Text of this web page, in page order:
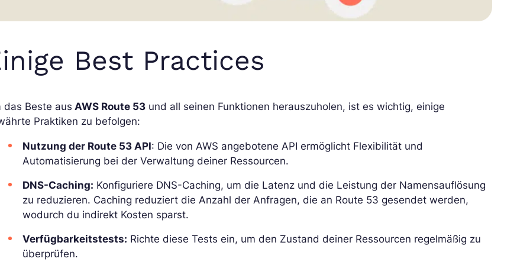
Best Practices
das Beste aus AWS Route 53 und all seinen Funktionen herauszuholen, ist es wichtig, einige
Praktiken zu befolgen:
Nutzung der Route 53 API: Die von AWS angebotene API ermöglicht Flexibilität und
Automatisierung bei der Verwaltung deiner Ressourcen.
DNS-Caching: Konfiguriere DNS-Caching, um die Latenz und die Leistung der Namensauflösung
zu reduzieren. Caching reduziert die Anzahl der Anfragen, die an Route 53 gesendet werden,
wodurch du indirekt Kosten sparst.
Verfügbarkeitstests: Richte diese Tests ein, um den Zustand deiner Ressourcen regelmäßig zu
überprüfen.